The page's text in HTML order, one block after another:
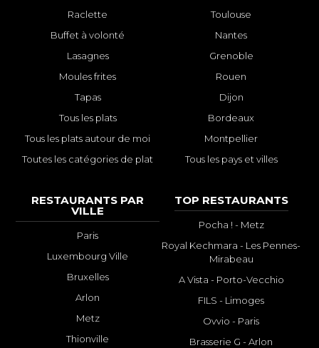
Raclette
Buffet à volonté
Lasagnes
Moules frites
Tapas
Tous les plats
Tous les plats autour de moi
Toutes les catégories de plat
Toulouse
Nantes
Grenoble
Rouen
Dijon
Bordeaux
Montpellier
Tous les pays et villes
RESTAURANTS PAR
VILLE
Paris
Luxembourg Ville
Bruxelles
Arlon
Metz
Thionville
TOP RESTAURANTS
Pocha ! - Metz
Royal Kechmara - Les Pennes-
Mirabeau
A Vista - Porto-Vecchio
FILS - Limoges
Ovvio - Paris
Brasserie G - Arlon